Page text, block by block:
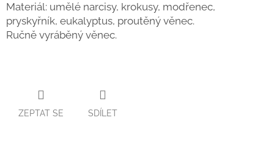
Materiál: umělé narcisy, krokusy, modřenec,
pryskyřník, eukalyptus, proutěný věnec.
Ručně vyráběný věnec.
ZEPTAT SE SDÍLET